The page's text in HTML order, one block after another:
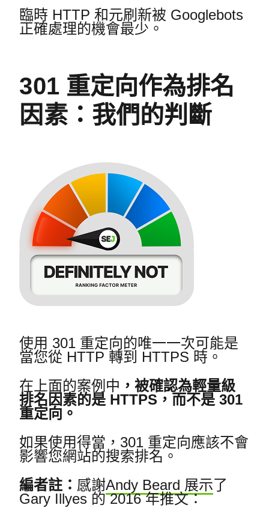
臨時 HTTP 和元刷新被 Googlebots
正確處理的機會最少。
301 重定向作為排名
因素：我們的判斷
使用 301 重定向的唯一一次可能是
當您從 HTTP 轉到 HTTPS 時。
在上面的案例中 ，被確認為輕量級
排名因素的是 HTTPS，而不是 301
重定向。
如果使用得當，301 重定向應該不會
影響您網站的搜索排名。
編者註： 感謝Andy Beard 展示了
Gary Illyes 的 2016 年推文：